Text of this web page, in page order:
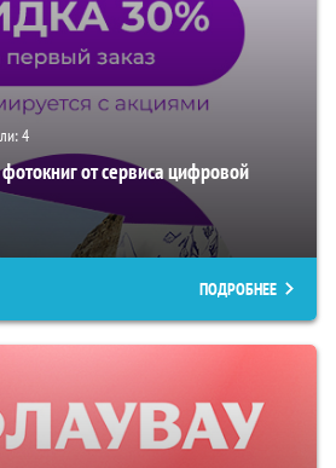
4
от сервиса цифровой
ПОДРОБНЕЕ